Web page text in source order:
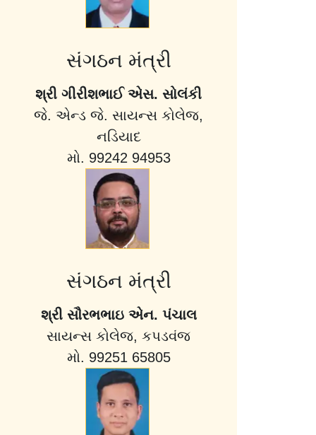
સંગઠન મંત્રી
શ્રી ગીરીશભાઈ એસ. સોલંકી
જે. એન્ડ જે. સાયન્સ કોલેજ,
નડિયાદ
મો. 99242 94953
સંગઠન મંત્રી
શ્રી સૌરભભાઇ એન. પંચાલ
સાયન્સ કોલેજ, કપડવંજ
મો. 99251 65805